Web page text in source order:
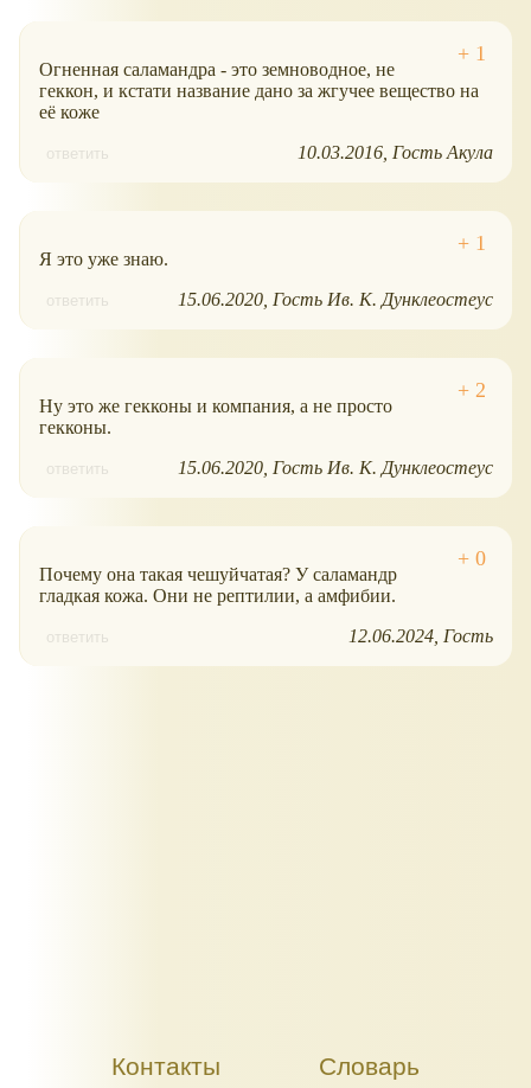
Огненная саламандра - это земноводное, не
геккон, и кстати название дано за жгучее вещество на
её коже
ответить 10.03.2016 Гость Акула
Я это уже знаю.
ответить 15.06.2020 Гость Ив. К. Дунклеостеус
Ну это же гекконы и компания, а не просто
гекконы.
ответить 15.06.2020 Гость Ив. К. Дунклеостеус
Почему она такая чешуйчатая? У саламандр
гладкая кожа. Они не рептилии, а амфибии.
ответить 12.06.2024 Гость
Контакты Словарь